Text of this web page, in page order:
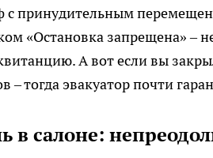
принудительным
«Остановка запрещена» –
А вот если вы
– тогда эвакуатор почти
в салоне: